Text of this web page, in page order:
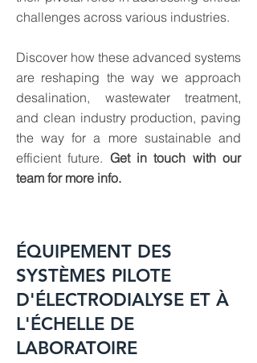
challenges across various industries.
Discover how these advanced systems
are reshaping the way we approach
desalination, wastewater treatment,
and clean industry production, paving
the way for a more sustainable and
efficient future. Get in touch with our
team for more info.
ÉQUIPEMENT DES
SYSTÈMES PILOTE
D'ÉLECTRODIALYSE ET À
L'ÉCHELLE DE
LABORATOIRE